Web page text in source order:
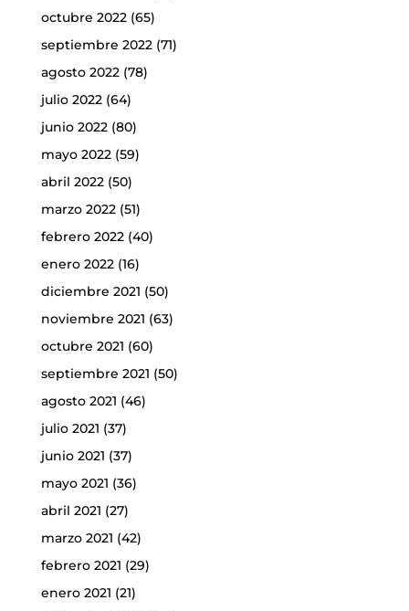
octubre 2022(65)
septiembre 2022(71)
agosto 2022(78)
julio 2022(64)
junio 2022(80)
mayo 2022(59)
abril 2022(50)
marzo 2022(51)
febrero 2022(40)
enero 2022(16)
diciembre 2021 (50)
noviembre 2021 (63)
octubre 2021 (60)
septiembre 2021 (50)
agosto 2021 (46)
julio 2021 (37)
junio 2021 (37)
mayo 2021 (36)
abril 2021 (27)
marzo 2021 (42)
febrero 2021 (29)
enero 2021 (21)